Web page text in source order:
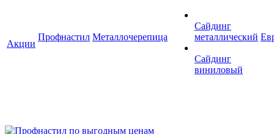
Акции
Профнастил Металлочерепица
Сайдинг
металлический
Сайдинг
виниловый